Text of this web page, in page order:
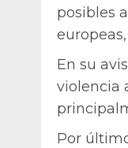
posibles
En su
violencia
Por